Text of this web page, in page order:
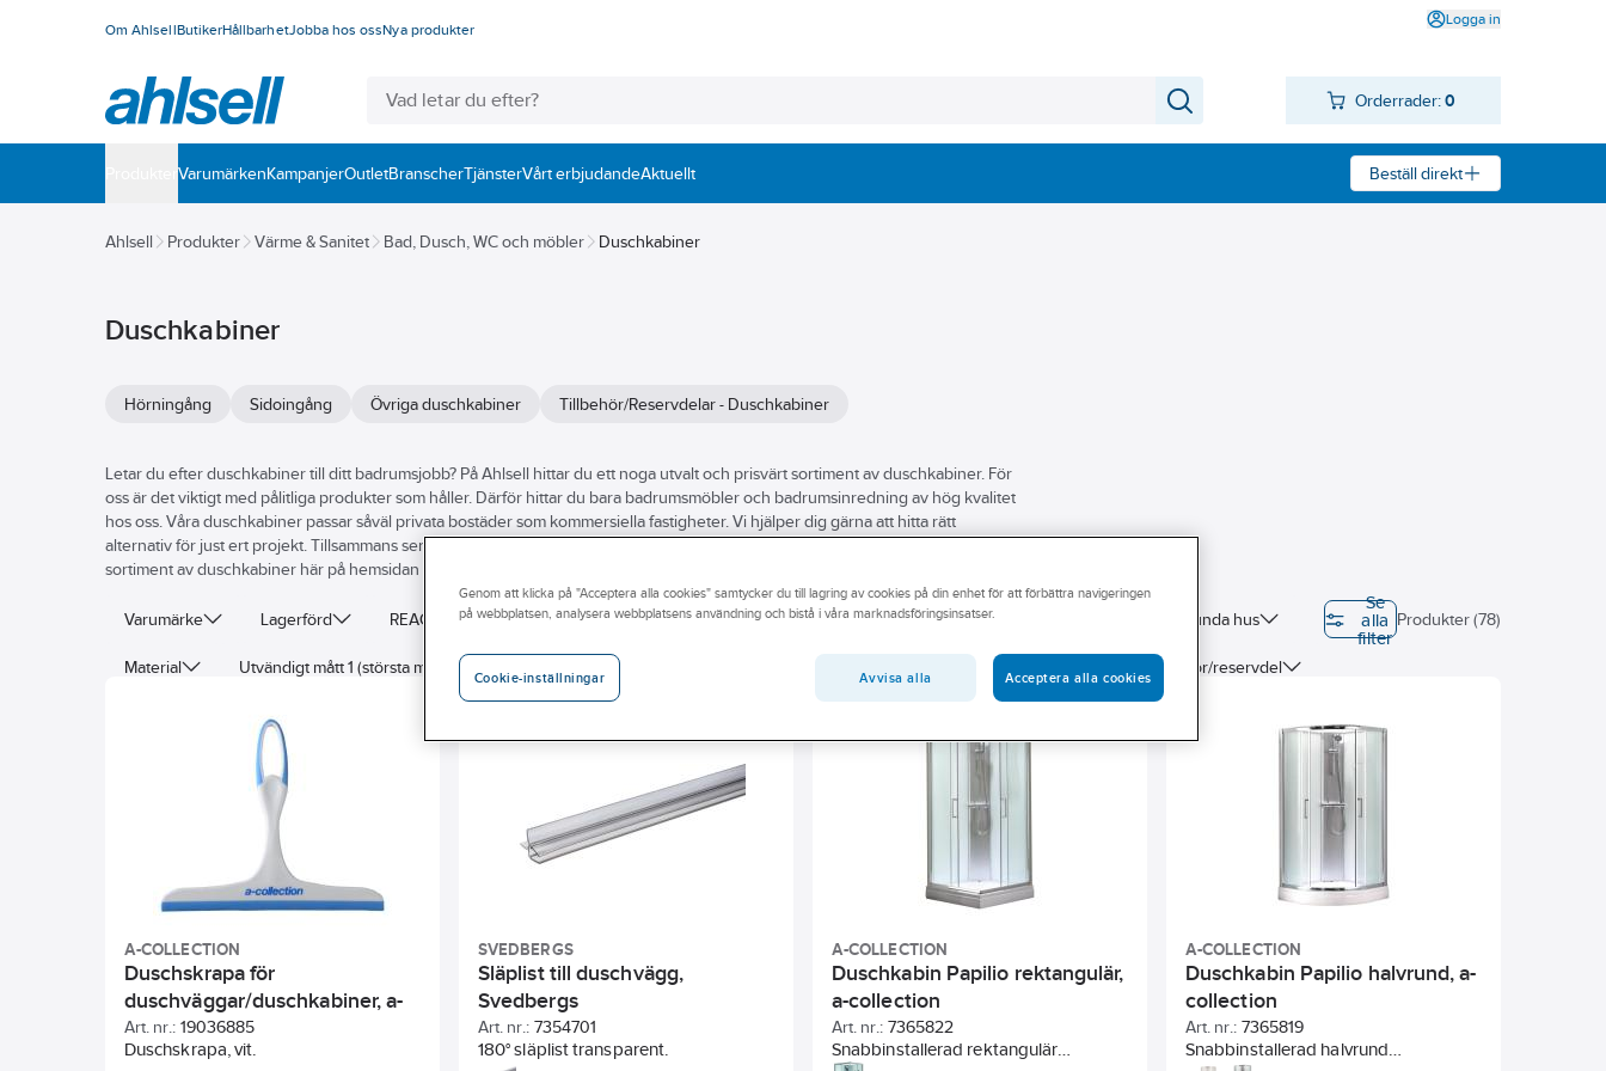
Om AhlsellButikerHållbarhetJobba hos ossNya produkter
Logga in
Orderrader: 0
VarumärkenKampanjerOutletBranscherTjänsterVårt erbjudandeAktuellt Beställ direkt
Ahlsell Produkter Värme & Sanitet Bad, Dusch, WC och möbler Duschkabiner
Duschkabiner
Hörningång Sidoingång Övriga duschkabiner Tillbehör/Reservdelar - Duschkabiner
Letar du efter duschkabiner till ditt badrumsjobb? På Ahlsell hittar du ett noga utvalt och prisvärt sortiment av duschkabiner. För
oss är det viktigt med pålitliga produkter som håller. Därför hittar du bara badrumsmöbler och badrumsinredning av hög kvalitet
hos oss. Våra duschkabiner passar såväl privata bostäder som kommersiella fastigheter. Vi hjälper dig gärna att hitta rätt
alternativ för just ert projekt. Tillsammans ser vi till att ni har rätt produkter för att göra badrum i toppklass. Utforska hela vårt
sortiment av duschkabiner här på hemsidan eller besök din närmsta Ahlsellbutik.
Varumärke Lagerförd REACH – Fri från Kandidatämne Byggvarubedömningen Har miljövarudeklaration (EPD) Sunda hus
Material Utvändigt mått 1 (största mått) Utvändigt mått 2 Typ av tillbehör/reservdel
Längd
Se
alla
filter
Produkter (78)
A-COLLECTION
Duschskrapa för
duschväggar/duschkabiner, a-
collection
Art. nr.: 19036885
Duschskrapa, vit.
SVEDBERGS
Släplist till duschvägg,
Svedbergs
Art. nr.: 7354701
180° släplist transparent.
A-COLLECTION
Duschkabin Papilio rektangulär,
a-collection
Art. nr.: 7365822
Snabbinstallerad rektangulär
A-COLLECTION
Duschkabin Papilio halvrund, a-
collection
Art. nr.: 7365819
Snabbinstallerad halvrund
Genom att klicka på "Acceptera alla cookies" samtycker du till lagring av cookies på din enhet för att förbättra navigeringen
på webbplatsen, analysera webbplatsens användning och bistå i våra marknadsföringsinsatser.
Cookie-inställningar Avvisa alla Acceptera alla cookies